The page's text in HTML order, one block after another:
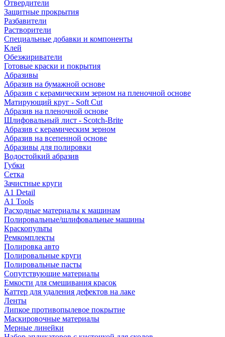
Отвердители
Защитные прокрытия
Разбавители
Растворители
Специальные добавки и компоненты
Клей
Обезжириватели
Готовые краски и покрытия
Абразивы
Абразив на бумажной основе
Абразив с керамическим зерном на пленочной основе
Матирующий круг - Soft Cut
Абразив на пленочной основе
Шлифовальный лист - Scotch-Brite
Абразив с керамическим зерном
Абразив на всепенной основе
Абразивы для полировки
Водостойкий абразив
Губки
Сетка
Зачистные круги
A1 Detail
A1 Tools
Расходные материалы к машинам
Полировальные/шлифовальные машины
Краскопульты
Ремкомплекты
Полировка авто
Полировальные круги
Полировальные пасты
Сопутствующие материалы
Емкости для смешивания красок
Каттер для удаления дефектов на лаке
Ленты
Липкое противопылевое покрытие
Маскировочные материалы
Мерные линейки